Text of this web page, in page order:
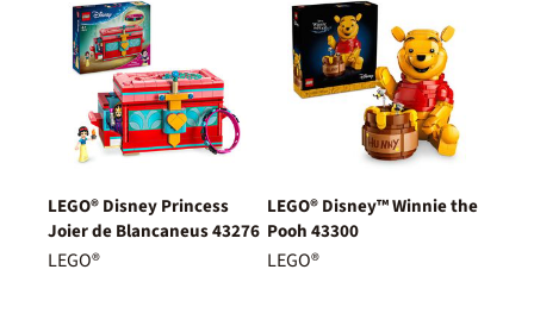
LEGO® Disney Princess
Joier de Blancaneus 43276
LEGO®
LEGO® Disney™ Winnie the
Pooh 43300
LEGO®